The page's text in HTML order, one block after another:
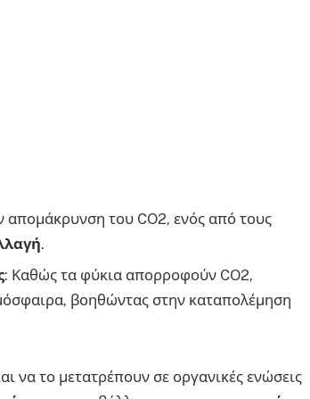
απομάκρυνση του CO2, ενός από τους
.
: Καθώς τα φύκια απορροφούν CO2,
βοηθώντας στην καταπολέμηση
να το μετατρέπουν σε οργανικές ενώσεις